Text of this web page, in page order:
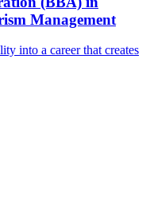
Management
into a career that creates